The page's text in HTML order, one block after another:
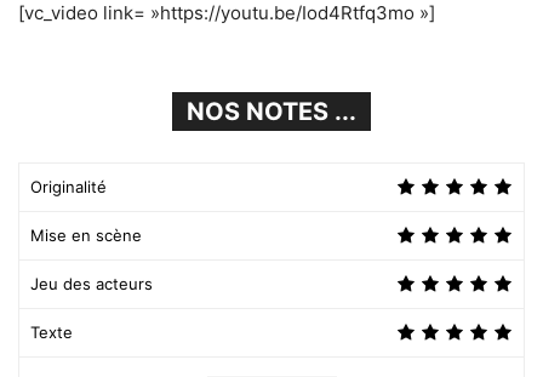
[vc_video link= »https://youtu.be/Iod4Rtfq3mo »]
NOS NOTES ...
Originalité
Mise en scène
Jeu des acteurs
Texte